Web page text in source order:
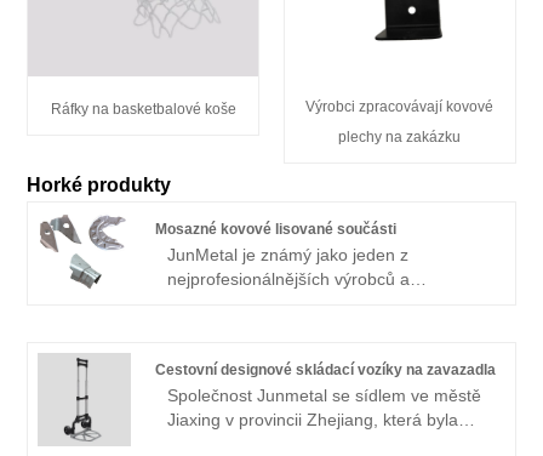
Ráfky na basketbalové koše
Výrobci zpracovávají kovové
plechy na zakázku
Horké produkty
Mosazné kovové lisované součásti
JunMetal je známý jako jeden z
nejprofesionálnějších výrobců a
kvalitní mosazné kovové lisované díly
vyrobené v Číně. Máme vlastní továrnu a
poskytujeme služby OEM / ODM.
Cestovní designové skládací vozíky na zavazadla
Společnost Junmetal se sídlem ve městě
Jiaxing v provincii Zhejiang, která byla